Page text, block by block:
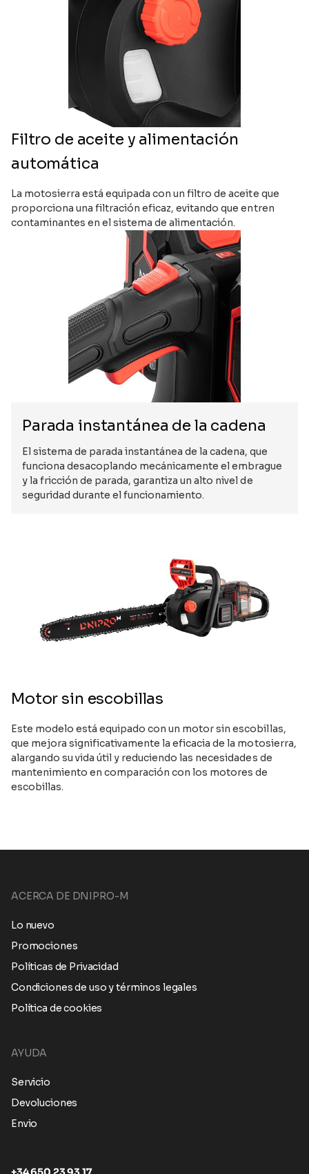
Filtro de aceite y alimentación
automática
La motosierra está equipada con un filtro de aceite que
proporciona una filtración eficaz, evitando que entren
contaminantes en el sistema de alimentación.
Parada instantánea de la cadena
El sistema de parada instantánea de la cadena, que
funciona desacoplando mecánicamente el embrague
y la fricción de parada, garantiza un alto nivel de
seguridad durante el funcionamiento.
Motor sin escobillas
Este modelo está equipado con un motor sin escobillas,
que mejora significativamente la eficacia de la motosierra,
alargando su vida útil y reduciendo las necesidades de
mantenimiento en comparación con los motores de
escobillas.
ACERCA DE DNIPRO-M
Lo nuevo
Promociones
Políticas de Privacidad
Condiciones de uso y términos legales
Política de cookies
AYUDA
Servicio
Devoluciones
Envio